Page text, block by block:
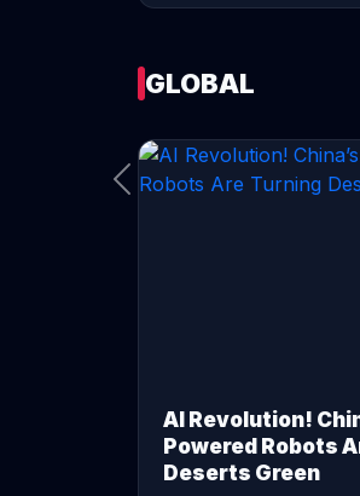
GLOBAL
AI Revolution!
Powered Robots
Deserts Green